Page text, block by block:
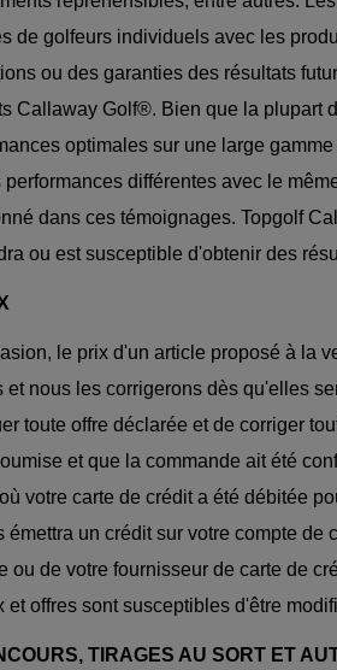
de golfeurs individuels avec les
ou des garanties des résultats
Callaway Golf®. Bien que la plupart
optimales sur une large
performances différentes avec le
dans ces témoignages. Topgolf
ou est susceptible d'obtenir des
le prix d'un article proposé à la
et nous les corrigerons dès qu'elles
toute offre déclarée et de corriger
et que la commande ait été
votre carte de crédit a été débitée
émettra un crédit sur votre compte
ou de votre fournisseur de carte de
et offres sont susceptibles d'être
TIRAGES AU SORT ET